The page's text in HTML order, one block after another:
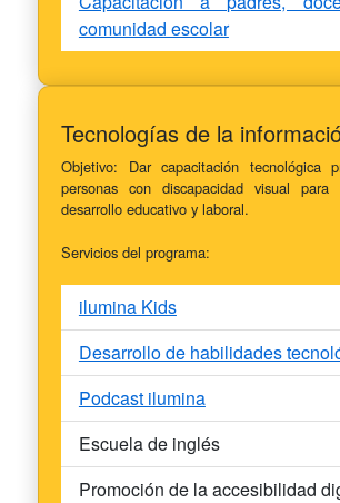
comunidad escolar
Tecnologías de la
Objetivo: Dar capacitación tecnológica
personas con discapacidad visual para
desarrollo educativo y laboral.
Servicios del programa:
ilumina Kids
Desarrollo de habilidades
Podcast ilumina
Escuela de inglés
Promoción de la accesibilidad